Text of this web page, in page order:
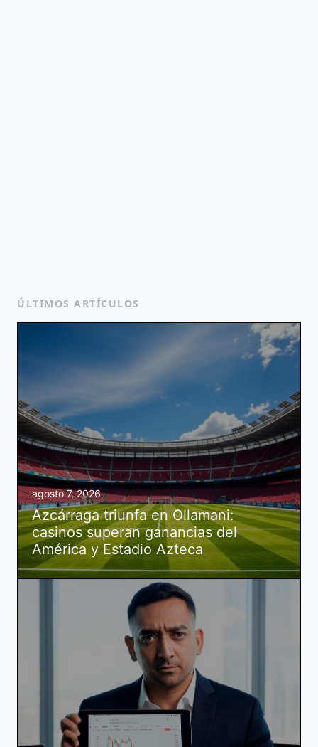
ÚLTIMOS ARTÍCULOS
agosto 7, 2026
Azcárraga triunfa en Ollamani:
casinos superan ganancias del
América y Estadio Azteca